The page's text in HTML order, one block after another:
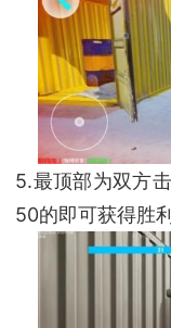
5.最顶部为双方
50的即可获得胜利